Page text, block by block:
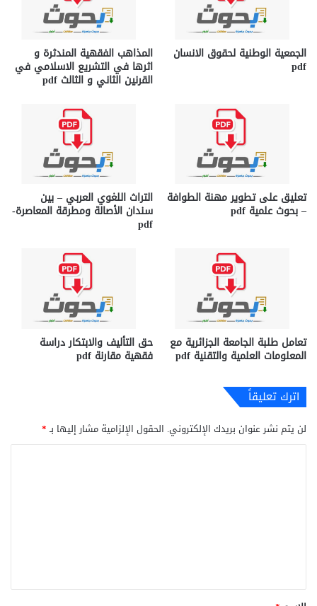
الجمعية الوطنية لحقوق الانسان
pdf
المذاهب الفقهية المندثرة و
اثرها في التشريع الاسلامي في
القرنين الثاني و الثالث pdf
تعليق على تطوير مهنة الطوافة
– بحوث علمية pdf
التراث اللغوي العربي – بين
سندان الأصالة ومطرقة المعاصرة-
pdf
تعامل طلبة الجامعة الجزائرية مع
المعلومات العلمية والتقنية pdf
حق التأليف والابتكار دراسة
فقهية مقارنة pdf
اترك تعليقاً
لن يتم نشر عنوان بريدك الإلكتروني. الحقول الإلزامية مشار إليها بـ*